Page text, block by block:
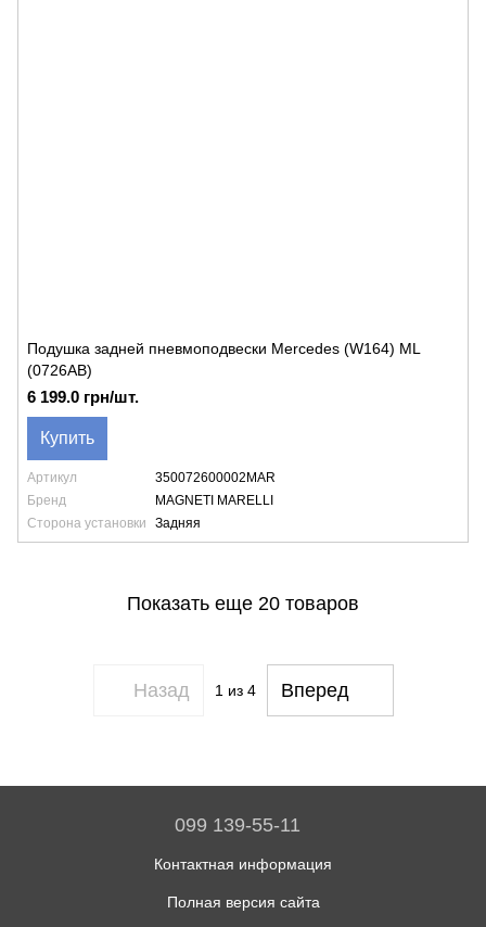
Подушка задней пневмоподвески Mercedes (W164) ML
(0726AB)
6 199.0 грн/шт.
Купить
Артикул
350072600002MAR
Бренд
MAGNETI MARELLI
Сторона установки
Задняя
Показать еще 20 товаров
Назад 1 из 4 Вперед
099 139-55-11
Контактная информация
Полная версия сайта